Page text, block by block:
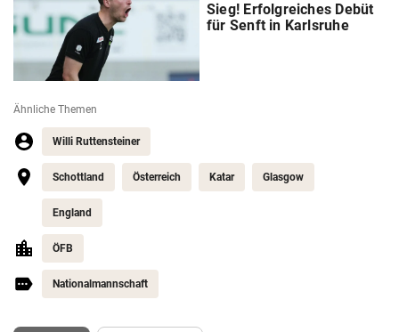
Sieg! Erfolgreiches Debüt
für Senft in Karlsruhe
Ähnliche Themen
Willi Ruttensteiner
Schottland Österreich Katar Glasgow
England
ÖFB
Nationalmannschaft